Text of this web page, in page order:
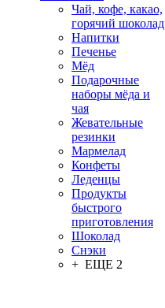
Чай, кофе, какао,
горячий шоколад
Напитки
Печенье
Мёд
Подарочные
наборы мёда и
чая
Жевательные
резинки
Мармелад
Конфеты
Леденцы
Продукты
быстрого
приготовления
Шоколад
Снэки
+ ЕЩЕ 2